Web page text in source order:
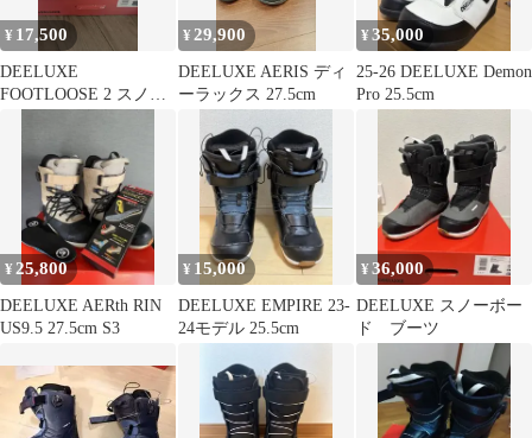
¥ 17,500
DEELUXE
FOOTLOOSE 2 スノー
¥ 29,900
DEELUXE AERIS ディ
ーラックス 27.5cm
¥35,000
25-26 DEELUXE Demon
Pro 25.5cm
¥ 25,800
DEELUXE AERth RIN
US9.5 27.5cm S3
¥ 15,000
DEELUXE EMPIRE 23-
24モデル 25.5cm
¥36,000
DEELUXE スノーボー
ド ブーツ